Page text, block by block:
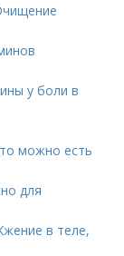
у боли в
можно есть
для
в теле,